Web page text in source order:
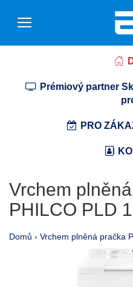
Prémiový partner
PRO
Vrchem
PHILCO PLD
Domů › Vrchem plněná pračka